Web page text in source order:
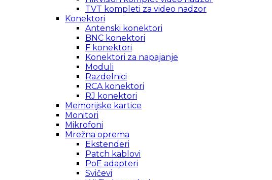
TVT kompleti za video nadzor
Konektori
Antenski konektori
BNC konektori
F konektori
Konektori za napajanje
Moduli
Razdelnici
RCA konektori
RJ konektori
Memorijske kartice
Monitori
Mikrofoni
Mrežna oprema
Ekstenderi
Patch kablovi
PoE adapteri
Svičevi